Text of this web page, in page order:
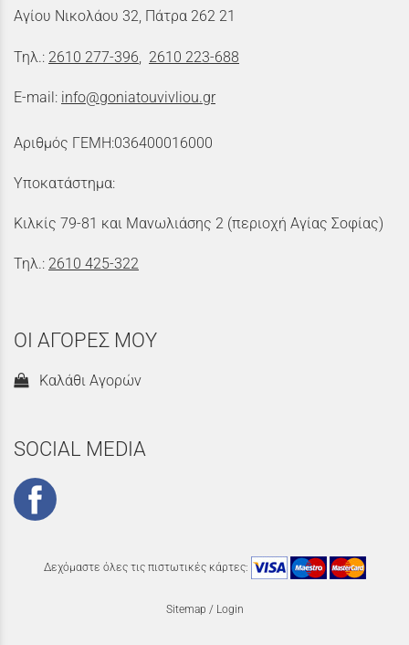
Αγίου Νικολάου 32, Πάτρα 262 21
Τηλ.: 2610 277-396 2610 223-688
E-mail: info@goniatouvivliou.gr
Αριθμός ΓΕΜΗ:036400016000
Υποκατάστημα:
Κιλκίς 79-81 και Μανωλιάσης 2 (περιοχή Αγίας Σοφίας)
Τηλ.: 2610 425-322
ΟΙ ΑΓΟΡΕΣ ΜΟΥ
Καλάθι Αγορών
SOCIAL MEDIA
Δεχόμαστε όλες τις πιστωτικές κάρτες:
Sitemap / Login